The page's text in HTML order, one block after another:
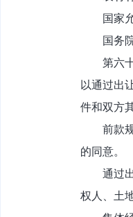
国家允
国务院
第六十
以通过出
件和双方
前款规
的同意。
通过出
权人、土